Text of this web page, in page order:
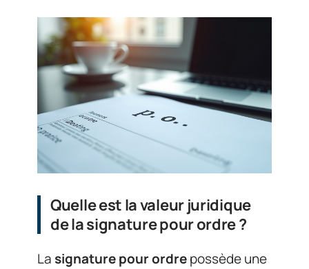
Quelle est la valeur juridique
de la signature pour ordre ?
La signature pour ordrepossède une